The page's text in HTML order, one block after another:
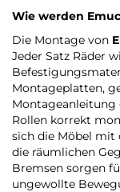
Wie werden
Die Montage von
Jeder Satz Räder
Montageplatten,
Montageanleitung
Rollen korrekt
sich die Möbel mit
die räumlichen
Bremsen sorgen
ungewollte